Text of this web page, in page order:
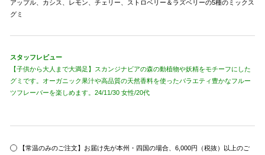
アップル、カシス、レモン、チェリー、ストロベリー＆ラズベリーの5種のミックス
グミ
スタッフレビュー
【子供から大人まで大満足】スカンジナビアの森の動植物や妖精をモチーフにした
グミです。オーガニック果汁や高品質の天然香料を使ったバラエティ豊かなフルー
ツフレーバーを楽しめます。24/11/30 女性/20代
【常温のみのご注文】お届け先が本州・四国の場合、6,000円（税抜）以上のご